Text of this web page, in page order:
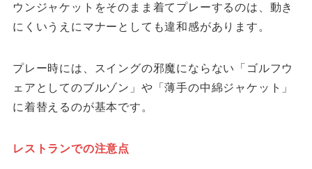
ウンジャケットをそのまま着てプレーするのは、動き
にくいうえにマナーとしても違和感があります。
プレー時には、スイングの邪魔にならない「ゴルフウ
ェアとしてのブルゾン」や「薄手の中綿ジャケット」
に着替えるのが基本です。
レストランでの注意点